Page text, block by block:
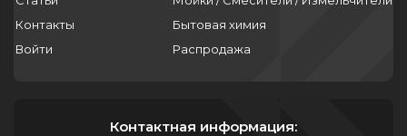
Контакты
Войти
Бытовая химия
Распродажа
Контактная информация: